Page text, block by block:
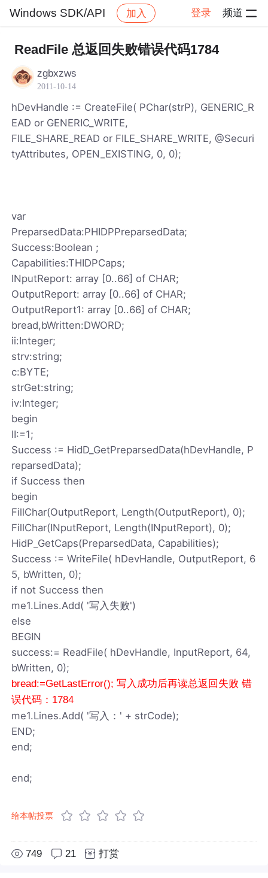
Windows SDK/API 加入 登录 频道
社区 Windows SDK/API 帖子详情
ReadFile 总返回失败错误代码1784
zgbxzws
2011-10-14
hDevHandle := CreateFile( PChar(strP), GENERIC_R
EAD or GENERIC_WRITE,
FILE_SHARE_READ or FILE_SHARE_WRITE, @Securi
tyAttributes, OPEN_EXISTING, 0, 0);
var
PreparsedData:PHIDPPreparsedData;
Success:Boolean ;
Capabilities:THIDPCaps;
INputReport: array [0..66] of CHAR;
OutputReport: array [0..66] of CHAR;
OutputReport1: array [0..66] of CHAR;
bread,bWritten:DWORD;
ii:Integer;
strv:string;
c:BYTE;
strGet:string;
iv:Integer;
begin
II:=1;
Success := HidD_GetPreparsedData(hDevHandle, P
reparsedData);
if Success then
begin
FillChar(OutputReport, Length(OutputReport), 0);
FillChar(INputReport, Length(INputReport), 0);
HidP_GetCaps(PreparsedData, Capabilities);
Success := WriteFile( hDevHandle, OutputReport, 6
5, bWritten, 0);
if not Success then
me1.Lines.Add( '写入失败')
else
BEGIN
success:= ReadFile( hDevHandle, InputReport, 64,
bWritten, 0);
bread:=GetLastError(); 写入成功后再读总返回失败 错
误代码：1784
me1.Lines.Add( '写入：' + strCode);
END;
end;
end;
给本帖投票
749 21 打赏